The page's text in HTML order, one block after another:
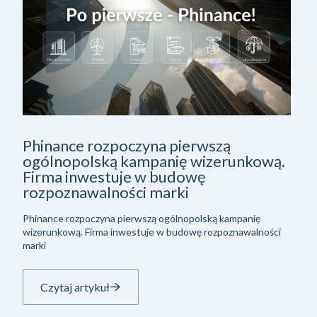
Phinance rozpoczyna pierwszą
ogólnopolską kampanię wizerunkową.
Firma inwestuje w budowę
rozpoznawalności marki
Phinance rozpoczyna pierwszą ogólnopolską kampanię
wizerunkową. Firma inwestuje w budowę rozpoznawalności
marki
Czytaj artykuł